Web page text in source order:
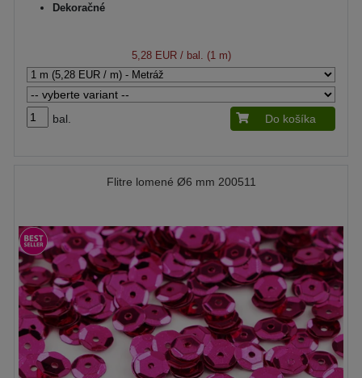
Dekoračné
5,28 EUR/ bal. (1 m)
bal. Do košíka
Flitre lomené Ø6 mm 200511